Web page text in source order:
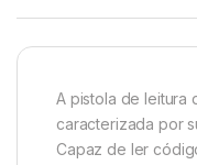
A pistola de
caracterizada por
Capaz de ler